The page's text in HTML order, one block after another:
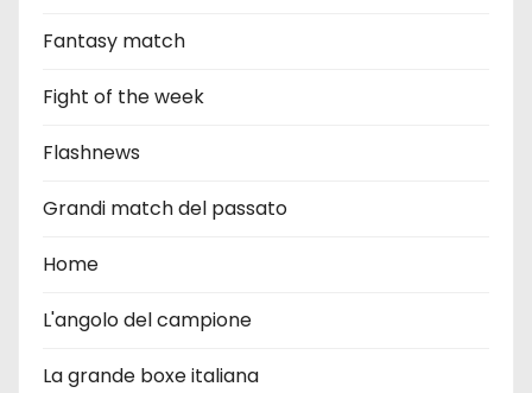
Fantasy match
Fight of the week
Flashnews
Grandi match del passato
Home
L'angolo del campione
La grande boxe italiana